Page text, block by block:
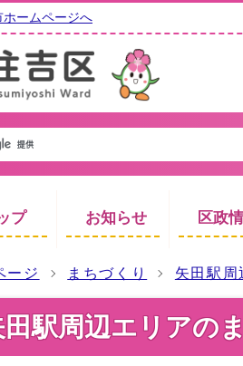
ホームページへ
プ お知らせ 区政
ージ まちづくり 矢田駅周
田駅周辺エリアの